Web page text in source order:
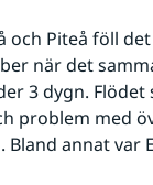
och Piteå föll
när det
3 dygn.
problem med
annat var